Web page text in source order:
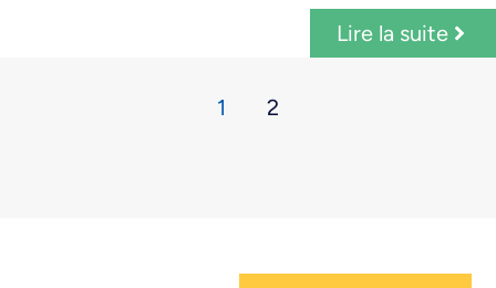
Lire la suite
1 2